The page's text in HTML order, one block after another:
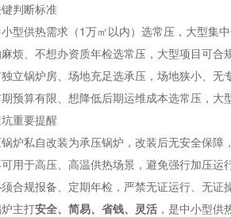
判断标准
型供热需求（1万㎡以内）选常压，大型集
烦、不想办资质年检选常压，大型项目可合
立锅炉房、场地充足选承压，场地狭小、无
预算有限、想降低后期运维成本选常压，大
重要提醒
炉私自改装为承压锅炉，改装后无安全保障
用于高压、高温供热场景，避免强行加压运
合规报备、定期年检，严禁无证运行、无证
主打安全、简易、省钱、灵活 ，是中小型